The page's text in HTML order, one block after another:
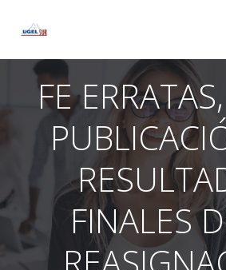
FE
FINALES